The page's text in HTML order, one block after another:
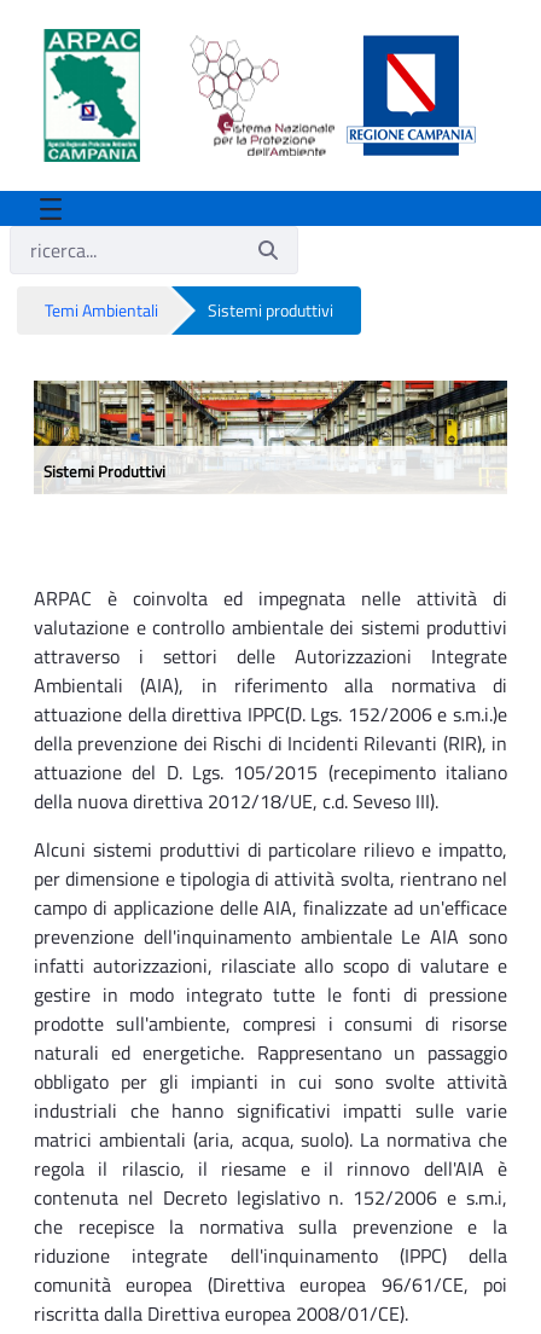
Temi Ambientali Sistemi produttivi
Sistemi produttivi
Sistemi Produttivi
ARPAC è coinvolta ed impegnata nelle attività di
valutazione e controllo ambientale dei sistemi produttivi
attraverso i settori delle Autorizzazioni Integrate
Ambientali (AIA), in riferimento alla normativa di
attuazione della direttiva IPPC(D. Lgs. 152/2006 e s.m.i.)e
della prevenzione dei Rischi di Incidenti Rilevanti (RIR), in
attuazione del D. Lgs. 105/2015 (recepimento italiano
della nuova direttiva 2012/18/UE, c.d. Seveso III).
Alcuni sistemi produttivi di particolare rilievo e impatto,
per dimensione e tipologia di attività svolta, rientrano nel
campo di applicazione delle AIA, finalizzate ad un'efficace
prevenzione dell'inquinamento ambientale Le AIA sono
infatti autorizzazioni, rilasciate allo scopo di valutare e
gestire in modo integrato tutte le fonti di pressione
prodotte sull'ambiente, compresi i consumi di risorse
naturali ed energetiche. Rappresentano un passaggio
obbligato per gli impianti in cui sono svolte attività
industriali che hanno significativi impatti sulle varie
matrici ambientali (aria, acqua, suolo). La normativa che
regola il rilascio, il riesame e il rinnovo dell'AIA è
contenuta nel Decreto legislativo n. 152/2006 e s.m.i,
che recepisce la normativa sulla prevenzione e la
riduzione integrate dell'inquinamento (IPPC) della
comunità europea (Direttiva europea 96/61/CE, poi
riscritta dalla Direttiva europea 2008/01/CE).